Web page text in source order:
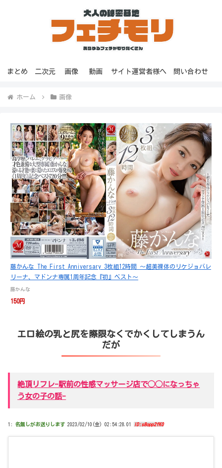
まとめ 二次元 画像 動画 サイト運営者様へ 問い合わせ
ホーム 画像
藤かんな The First Anniversary 3枚組12時間 ～超美裸体のリケジョバレ
リーナ、マドンナ専属1周年記念『初』ベスト～
藤かんな
150円
エロ絵の乳と尻を際限なくでかくしてしまうん
だが
絶頂リフレ-駅前の性感マッサージ店で◯◯になっちゃ
う女の子の話-
1: 名無しがお送りします 2023/02/10(金) 02:54:28.01 ID:s8opp2fK0